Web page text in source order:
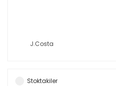
J.Costa
Stoktakiler